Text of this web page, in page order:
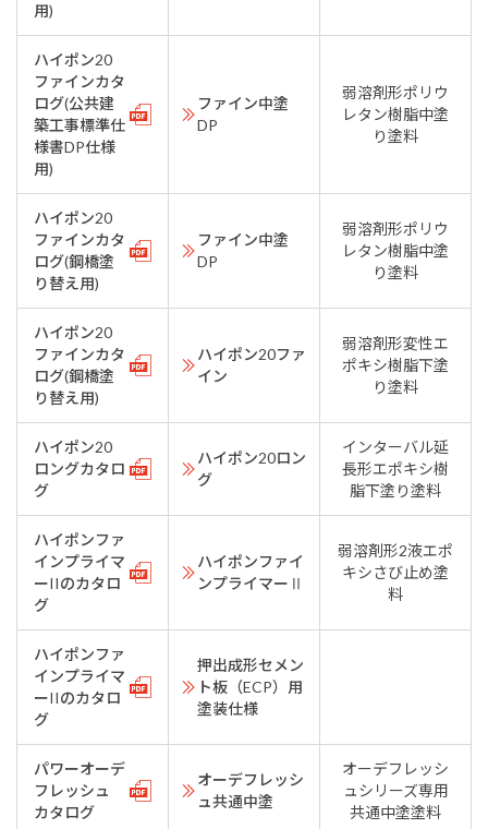
用)
ハイポン20
ファインカタ
ログ(公共建
築工事標準仕
様書DP仕様
用)
ファイン中塗
DP
弱溶剤形ポリウ
レタン樹脂中塗
り塗料
ハイポン20
ファインカタ
ログ(鋼橋塗
り替え用)
ファイン中塗
DP
弱溶剤形ポリウ
レタン樹脂中塗
り塗料
ハイポン20
ファインカタ
ログ(鋼橋塗
り替え用)
ハイポン20ファ
イン
弱溶剤形変性エ
ポキシ樹脂下塗
り塗料
ハイポン20
ロングカタロ
グ
ハイポン20ロン
グ
インターバル延
長形エポキシ樹
脂下塗り塗料
ハイポンファ
インプライマ
ーIIのカタロ
グ
ハイポンファイ
ンプライマーⅡ
弱溶剤形2液エポ
キシさび止め塗
料
ハイポンファ
インプライマ
ーIIのカタロ
グ
押出成形セメン
ト板（ECP）用
塗装仕様
パワーオーデ
フレッシュ
カタログ
オーデフレッシ
ュ共通中塗
オーデフレッシ
ュシリーズ専用
共通中塗塗料